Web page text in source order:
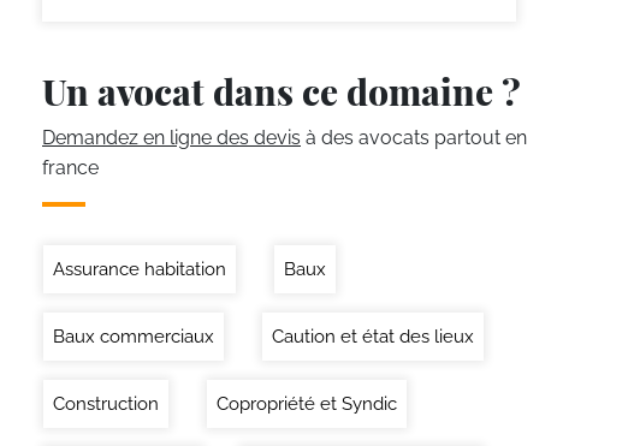
Un avocat dans ce domaine ?
Demandez en ligne des devis à des avocats partout en
france
Assurance habitation Baux
Baux commerciaux Caution et état des lieux
Construction Copropriété et Syndic